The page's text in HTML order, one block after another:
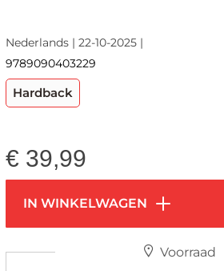
Nederlands | 22-10-2025 |
9789090403229
Hardback
€ 39,99
IN WINKELWAGEN
Voorraad